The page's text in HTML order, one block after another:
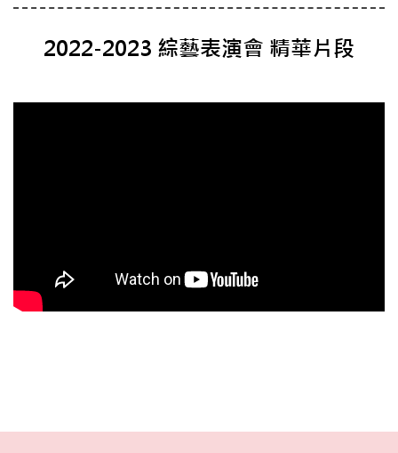
2022-2023 綜藝表演會 精華片段